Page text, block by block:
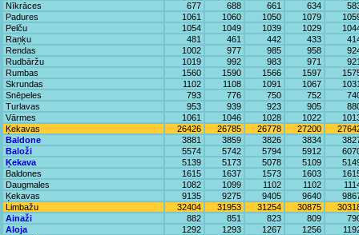
Nīkrāces
677 688 661 634
Padures
1061 1060 1050 1079
Pelču
1054 1049 1039 1029
Raņķu
481 461 442 433
Rendas
1002 977 985 958
Rudbāržu
1019 992 983 971
Rumbas
1560 1590 1566 1597
Skrundas
1102 1108 1091 1067
Snēpeles
793 776 750 752
Turlavas
953 939 923 905
Vārmes
1061 1046 1028 1022
Ķekavas
26426 26785 26778 27200
Baldone
3881 3859 3826 3834
Baloži
5574 5742 5794 5912
Ķekava
5139 5173 5078 5109
Baldones
1615 1637 1573 1603
Daugmales
1082 1099 1102 1102
Ķekavas
9135 9275 9405 9640
Limbažu
32404 31953 31254 30875
Ainaži
882 851 823 809
Aloja
1292 1293 1267 1256